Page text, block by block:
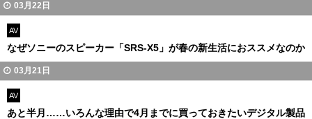
03月22日
AV
なぜソニーのスピーカー「SRS-X5」が春の新生活におススメなのか
03月21日
AV
あと半月……いろんな理由で4月までに買っておきたいデジタル製品